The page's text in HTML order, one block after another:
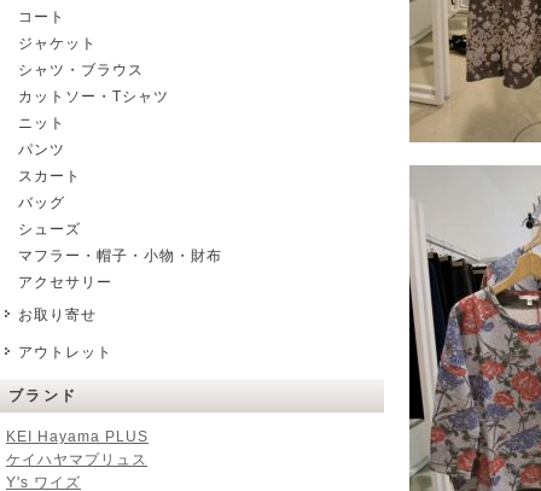
コート
ジャケット
シャツ・ブラウス
カットソー・Tシャツ
ニット
パンツ
スカート
バッグ
シューズ
マフラー・帽子・小物・財布
アクセサリー
お取り寄せ
アウトレット
ブランド
KEI Hayama PLUS
ケイハヤマプリュス
Y's ワイズ